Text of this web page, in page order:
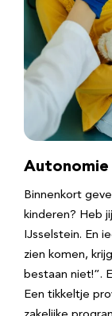
Autonomie
Binnenkort
kinderen? Heb
IJsselstein. En
zien komen,
bestaan niet!”.
Een tikkeltje